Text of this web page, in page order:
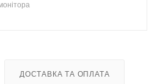
ДОСТАВКА ТА ОПЛАТА